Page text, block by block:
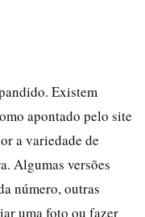
Existem
apontado pelo site
a variedade de
Algumas versões
número, outras
uma foto ou fazer